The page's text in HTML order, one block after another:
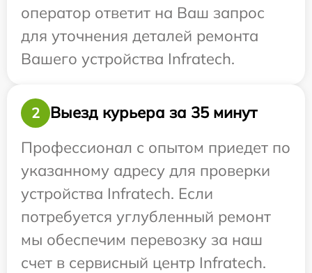
оператор ответит на Ваш запрос
для уточнения деталей ремонта
Вашего устройства Infratech.
2
Выезд курьера за 35 минут
Профессионал с опытом приедет по
указанному адресу для проверки
устройства Infratech. Если
потребуется углубленный ремонт
мы обеспечим перевозку за наш
счет в сервисный центр Infratech.